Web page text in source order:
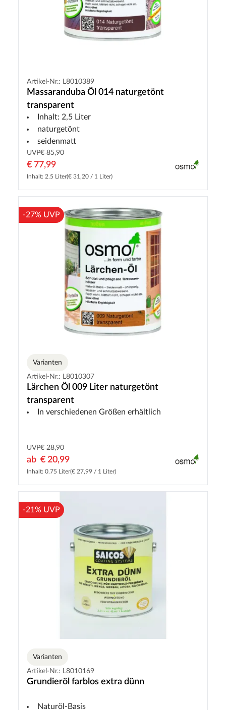
Artikel-Nr.: L8010389
Massaranduba Öl 014 naturgetönt
transparent
Inhalt: 2,5 Liter
naturgetönt
seidenmatt
UVP€ 85,90
€ 77,99
Inhalt: 2.5 Liter(€ 31,20 / 1 Liter)
-27% UVP
Varianten
Artikel-Nr.: L8010307
Lärchen Öl 009 Liter naturgetönt
transparent
In verschiedenen Größen erhältlich
UVP€ 28,90
ab € 20,99
Inhalt: 0.75 Liter(€ 27,99 / 1 Liter)
-21% UVP
Varianten
Artikel-Nr.: L8010169
Grundieröl farblos extra dünn
Naturöl-Basis